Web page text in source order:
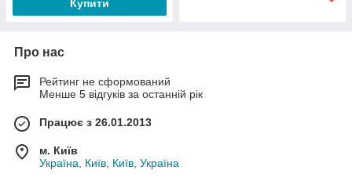
Купити
Про нас
Рейтинг не сформований
Менше 5 відгуків за останній рік
Працює з 26.01.2013
м. Київ
Україна, Київ, Київ, Україна